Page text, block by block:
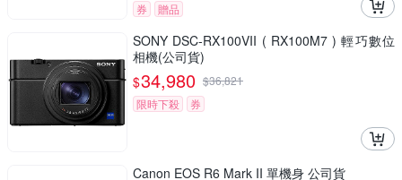
券 贈品
SONY DSC-RX100VII ( RX100M7 ) 輕巧數位
相機(公司貨)
$34,980 $36,821
限時下殺
券
Canon EOS R6 Mark II 單機身 公司貨